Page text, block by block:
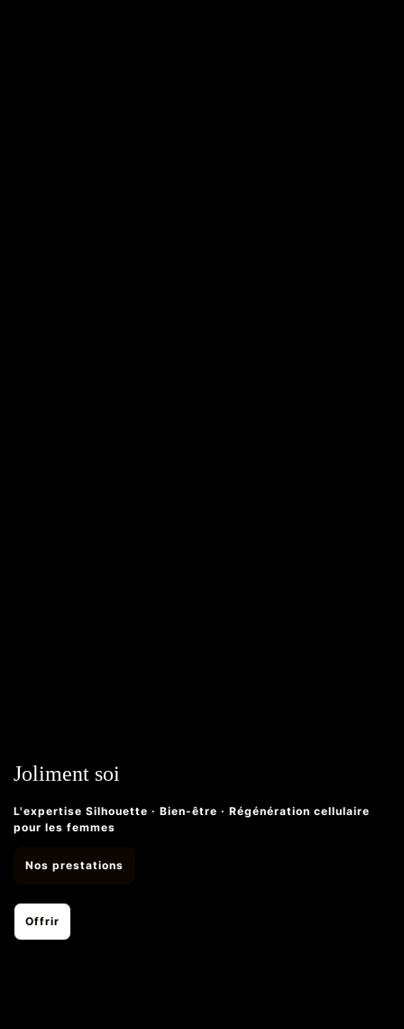
Joliment soi
L'expertise Silhouette · Bien-être · Régénération cellulaire
pour les femmes
Nos prestations
Offrir